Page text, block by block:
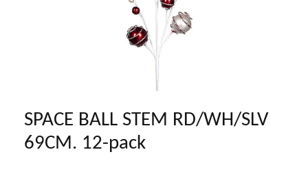
SPACE BALL STEM RD/WH/SLV
69CM. 12-pack